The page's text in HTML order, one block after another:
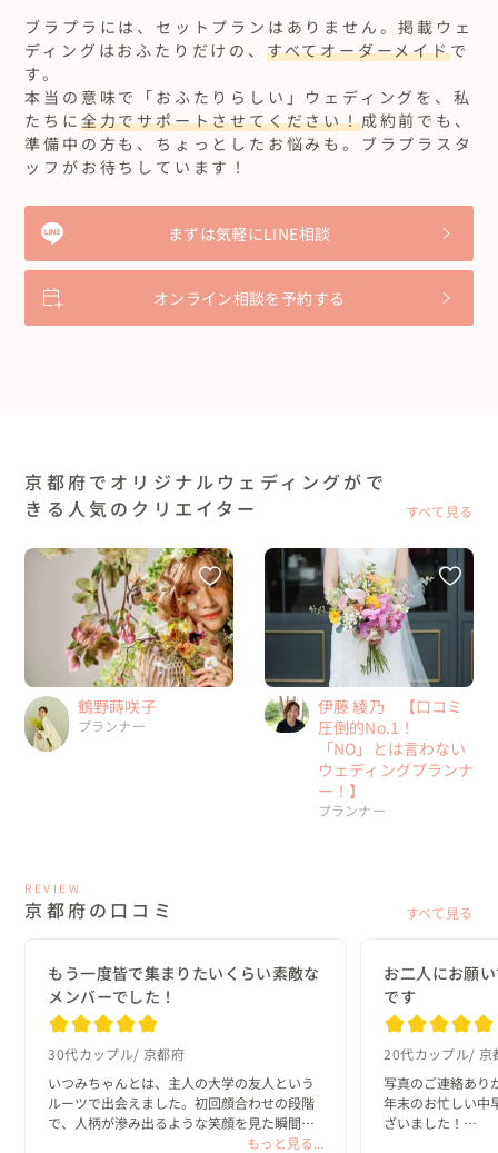
ブラプラには、セットプランはありません。掲載ウェ
ディングはおふたりだけの、 すべてオーダーメイドで
す。
本当の意味で「おふたりらしい」ウェディングを、私
たちに 全力でサポートさせてください！成約前でも、
準備中の方も、ちょっとしたお悩みも。ブラプラスタ
ッフがお待ちしています！
まずは気軽にLINE相談
オンライン相談を予約する
京都府でオリジナルウェディングがで
きる人気のクリエイター
すべて見る
鶴野蒔咲子
プランナー
伊藤 綾乃 【口コミ
圧倒的No.1！
「NO」とは言わない
ウェディングプランナ
ー！】
プランナー
REVIEW
京都府の口コミ すべて見る
もう一度皆で集まりたいくらい素敵な
メンバーでした！
30代カップル 京都府
いつみちゃんとは、主人の大学の友人という
ルーツで出会えました。初回顔合わせの段階
で、人柄が滲み出るような笑顔を見た瞬間
「あ、この人にお願いしよう。」と即決でき
もっと見る...
お二人にお願
です
20代カップル 京
写真のご連絡あり
年末のお忙しい中
ざいました！